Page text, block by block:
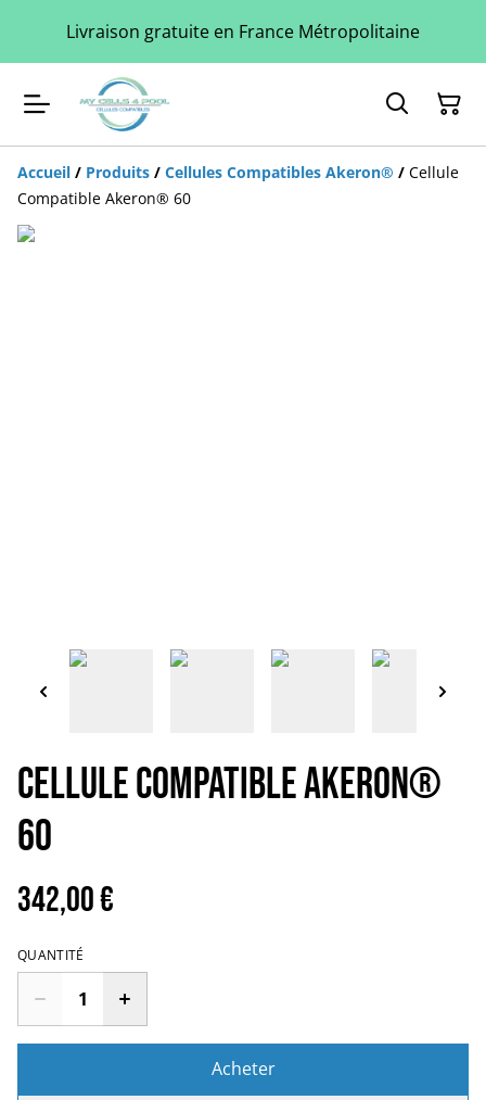
Livraison gratuite en France Métropolitaine
Accueil / Produits / Cellules Compatibles Akeron® / Cellule
Compatible Akeron® 60
Cellule Compatible Akeron®
60
342,00 €
QUANTITÉ
Acheter